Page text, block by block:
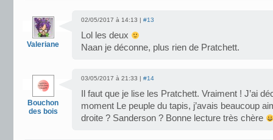
Valeriane
02/05/2017 à 14:13 | #13
Lol les deux
Naan je déconne, plus rien de Pratchett.
Bouchon
des bois
03/05/2017 à 21:33 | #14
Il faut que je lise les Pratchett. Vraiment ! J’ai
moment Le peuple du tapis, j’avais beaucoup
droite ? Sanderson ? Bonne lecture très chère